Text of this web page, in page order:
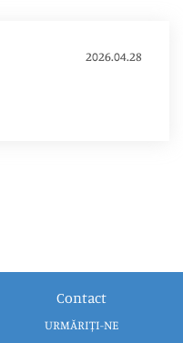
2026.04.28
Contact
URMĂRIȚI-NE